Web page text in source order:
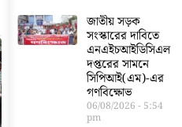
জাতীয় সড়ক
সংস্কারের দাবিতে
এনএইচআইডিসিএল
দপ্তরের সামনে
সিপিআই(এম)-এর
গণবিক্ষোভ
06/08/2026 5:54
pm